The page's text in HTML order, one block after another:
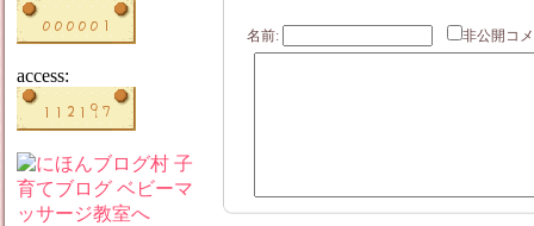
名前: 非公開
access: